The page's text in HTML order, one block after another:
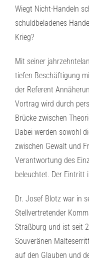
Wiegt Nicht-Handeln
schuldbeladenes
Krieg?
Mit seiner
tiefen Beschäftigung
der Referent
Vortrag wird durch
Brücke zwischen
Dabei werden sowohl
zwischen Gewalt und
Verantwortung des
beleuchtet. Der Eintritt
Dr. Josef Blotz war in
Stellvertretender
Straßburg und ist seit
Souveränen
auf den Glauben und